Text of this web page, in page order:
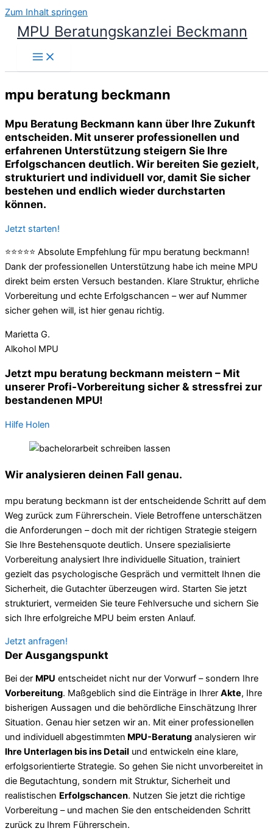
Zum Inhalt springen
MPU Beratungskanzlei Beckmann
mpu beratung beckmann
Mpu Beratung Beckmann kann über Ihre Zukunft
entscheiden. Mit unserer professionellen und
erfahrenen Unterstützung steigern Sie Ihre
Erfolgschancen deutlich. Wir bereiten Sie gezielt,
strukturiert und individuell vor, damit Sie sicher
bestehen und endlich wieder durchstarten
können.
Jetzt starten!
⭐⭐⭐⭐⭐ Absolute Empfehlung für mpu beratung beckmann!
Dank der professionellen Unterstützung habe ich meine MPU
direkt beim ersten Versuch bestanden. Klare Struktur, ehrliche
Vorbereitung und echte Erfolgschancen – wer auf Nummer
sicher gehen will, ist hier genau richtig.
Marietta G.
Alkohol MPU
Jetzt mpu beratung beckmann meistern – Mit
unserer Profi-Vorbereitung sicher & stressfrei zur
bestandenen MPU!
Hilfe Holen
Wir analysieren deinen Fall genau.
mpu beratung beckmann ist der entscheidende Schritt auf dem
Weg zurück zum Führerschein. Viele Betroffene unterschätzen
die Anforderungen – doch mit der richtigen Strategie steigern
Sie Ihre Bestehensquote deutlich. Unsere spezialisierte
Vorbereitung analysiert Ihre individuelle Situation, trainiert
gezielt das psychologische Gespräch und vermittelt Ihnen die
Sicherheit, die Gutachter überzeugen wird. Starten Sie jetzt
strukturiert, vermeiden Sie teure Fehlversuche und sichern Sie
sich Ihre erfolgreiche MPU beim ersten Anlauf.
Jetzt anfragen!
Der Ausgangspunkt
Bei der MPU entscheidet nicht nur der Vorwurf – sondern Ihre
Vorbereitung. Maßgeblich sind die Einträge in Ihrer Akte, Ihre
bisherigen Aussagen und die behördliche Einschätzung Ihrer
Situation. Genau hier setzen wir an. Mit einer professionellen
und individuell abgestimmten MPU-Beratung analysieren wir
Ihre Unterlagen bis ins Detail und entwickeln eine klare,
erfolgsorientierte Strategie. So gehen Sie nicht unvorbereitet in
die Begutachtung, sondern mit Struktur, Sicherheit und
realistischen Erfolgschancen. Nutzen Sie jetzt die richtige
Vorbereitung – und machen Sie den entscheidenden Schritt
zurück zu Ihrem Führerschein.